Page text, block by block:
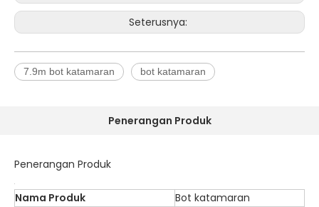
Seterusnya:
7.9m bot katamaran bot katamaran
Penerangan Produk
Penerangan Produk
Nama Produk
Bot katamaran